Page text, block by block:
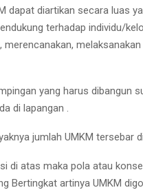
dapat diartikan secara luas
terhadap individu/
yang harus dibangun
di lapangan .
jumlah UMKM tersebar
di atas maka pola atau
Bertingkat artinya UMKM